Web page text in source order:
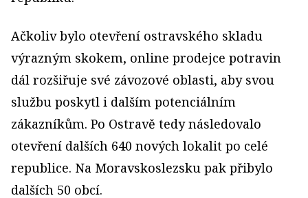
Ačkoliv bylo otevření ostravského skladu
výrazným skokem, online prodejce potravin
dál rozšiřuje své závozové oblasti, aby svou
službu poskytl i dalším potenciálním
zákazníkům. Po Ostravě tedy následovalo
otevření dalších 640 nových lokalit po celé
republice. Na Moravskoslezsku pak přibylo
dalších 50 obcí.